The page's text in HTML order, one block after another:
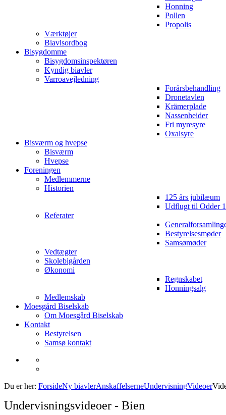
Honning
Pollen
Propolis
Værktøjer
Biavlsordbog
Bisygdomme
Bisygdomsinspektøren
Kyndig biavler
Varroavejledning
Forårsbehandling
Dronetavlen
Krämerplade
Nassenheider
Fri myresyre
Oxalsyre
Bisværm og hvepse
Bisværm
Hvepse
Foreningen
Medlemmerne
Historien
125 års jubilæum
Udflugt til Odder
Referater
Bestyrelsesmøder
Samsømøder
Vedtægter
Skolebigården
Økonomi
Regnskabet
Honningsalg
Medlemskab
Moesgård Biselskab
Om Moesgård Biselskab
Kontakt
Bestyrelsen
Samsø kontakt
Du er her: ForsideNy biavlerAnskaffelserneUndervisningVideoer
Undervisningsvideoer - Bien